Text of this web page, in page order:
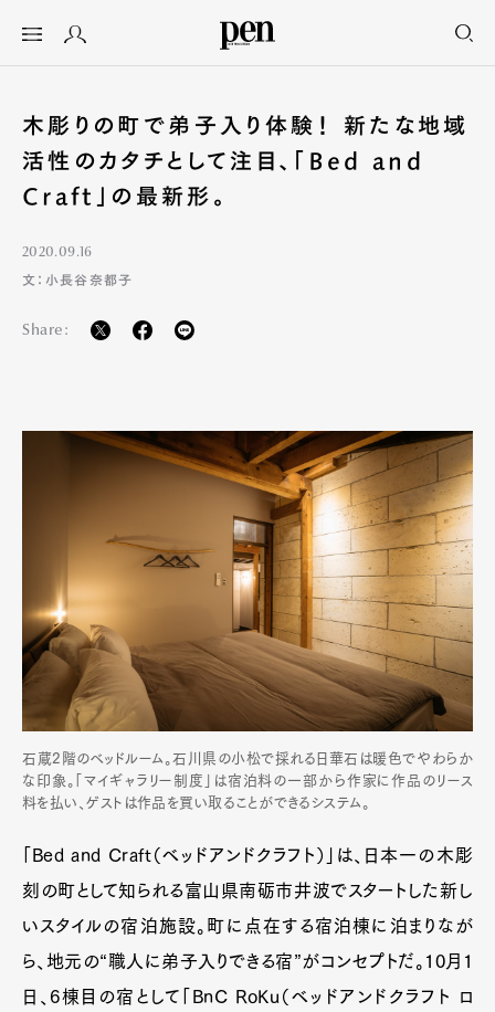
木彫りの町で弟子入り体験！ 新たな地域
活性のカタチとして注目、「Bed and
Craft」の最新形。
2020.09.16
文：小長谷奈都子
Share:
石蔵2階のベッドルーム。石川県の小松で採れる日華石は暖色でやわらか
な印象。「マイギャラリー制度」は宿泊料の一部から作家に作品のリース
料を払い、ゲストは作品を買い取ることができるシステム。
「Bed and Craft（ベッドアンドクラフト）」は、日本一の木彫
刻の町として知られる富山県南砺市井波でスタートした新し
いスタイルの宿泊施設。町に点在する宿泊棟に泊まりなが
ら、地元の“職人に弟子入りできる宿”がコンセプトだ。10月1
日、6棟目の宿として「BnC RoKu（ベッドアンドクラフト ロ